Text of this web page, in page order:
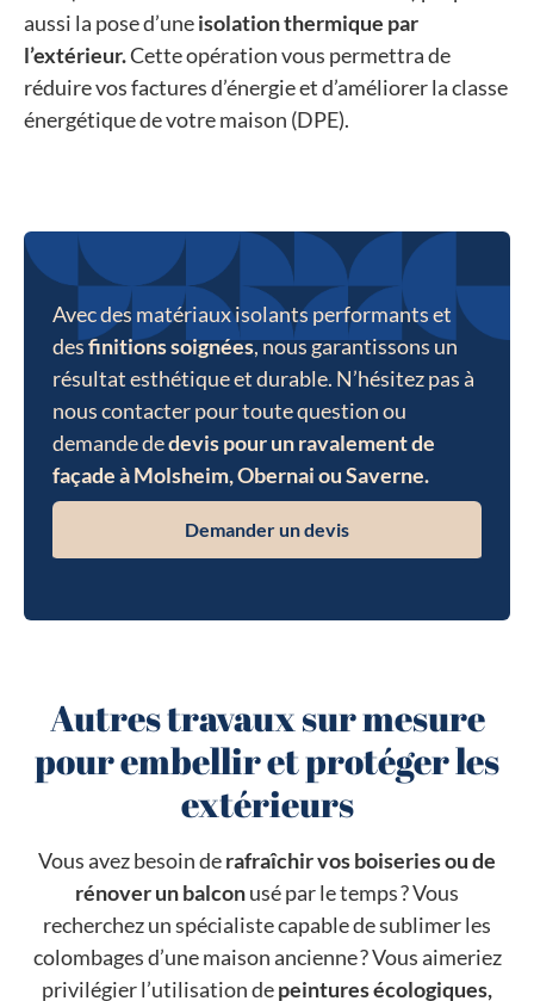
aussi la pose d’uneisolation thermique par
l’extérieur.Cette opération vous permettra de
réduire vos factures d’énergie et d’améliorer la classe
énergétique de votre maison (DPE).
Avec des matériaux isolants performants et
desfinitions soignées, nous garantissons un
résultat esthétique et durable. N’hésitez pas à
nous contacter pour toute question ou
demande dedevis pour un ravalement de
façade à Molsheim, Obernai ou Saverne.
Demander un devis
Autres travaux sur mesure
pour embellir et protéger les
extérieurs
Vous avez besoin derafraîchir vos boiseries ou de
rénover un balconusé par le temps ? Vous
recherchez un spécialiste capable de sublimer les
colombages d’une maison ancienne ? Vous aimeriez
privilégier l’utilisation depeintures écologiques,